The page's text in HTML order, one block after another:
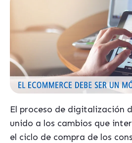
El proceso de digitalización
unido a los cambios que
el ciclo de compra de los